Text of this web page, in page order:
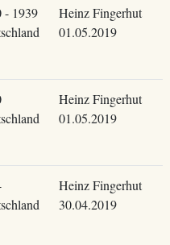
- 1939
Heinz Fingerhut
01.05.2019
Heinz Fingerhut
01.05.2019
Heinz Fingerhut
30.04.2019